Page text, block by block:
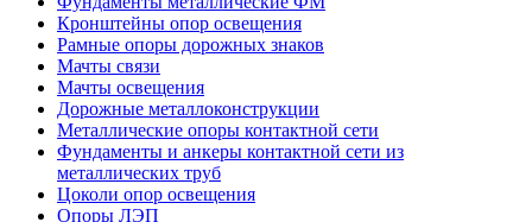
Кронштейны опор освещения
Рамные опоры дорожных знаков
Мачты связи
Мачты освещения
Дорожные металлоконструкции
Металлические опоры контактной сети
Фундаменты и анкеры контактной сети из
металлических труб
Цоколи опор освещения
Опоры ЛЭП